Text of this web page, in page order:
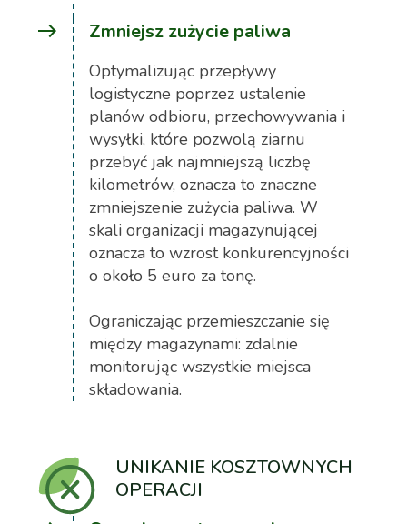
east Zmniejsz zużycie paliwa
Optymalizując przepływy
logistyczne poprzez ustalenie
planów odbioru, przechowywania i
wysyłki, które pozwolą ziarnu
przebyć jak najmniejszą liczbę
kilometrów, oznacza to znaczne
zmniejszenie zużycia paliwa. W
skali organizacji magazynującej
oznacza to wzrost konkurencyjności
o około 5 euro za tonę.
Ograniczając przemieszczanie się
między magazynami: zdalnie
monitorując wszystkie miejsca
składowania.
UNIKANIE KOSZTOWNYCH
OPERACJI